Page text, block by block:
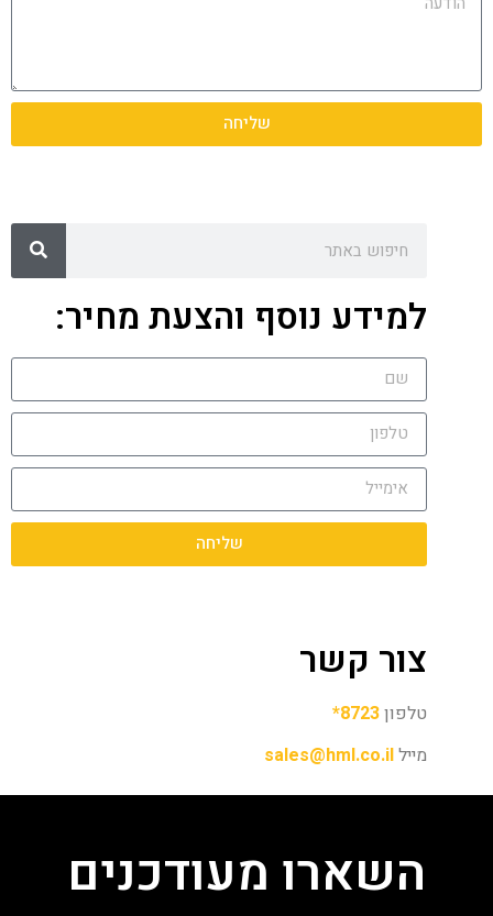
שליחה
למידע נוסף והצעת מחיר:
שליחה
צור קשר
טלפון8723*
מיילsales@hml.co.il
השארו מעודכנים